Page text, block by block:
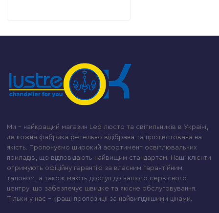
Ми – найкращий магазин Led люстр та світильників в Україні,
де кожна фабрика ретельно відібрана та протестована на
якість. Пропонуємо широкий асортимент освітлювальних
приладів, що відповідають найвищим стандартам. Наші клієнти
отримують офіційну гарантію за власним гарантійним
талоном, а також мають доступ до нашого сервісного
центру, що забезпечує швидке та якісне обслуговування.
Тільки у нас – кращі пропозиції за найвигіднішими цінами.